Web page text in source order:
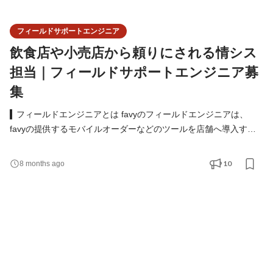
フィールドサポートエンジニア
飲食店や小売店から頼りにされる情シス
担当｜フィールドサポートエンジニア募
集
▍フィールドエンジニアとは favyのフィールドエンジニアは、
favyの提供するモバイルオーダーなどのツールを店舗へ導入する
の導入や運用・保守などの業務を担当します。 サポートに出向い
た際には、店舗スタッフから感謝の言葉をいただいたり、頼りに
8 months ago 10